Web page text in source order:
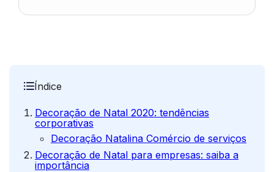
Índice
Decoração de Natal 2020: tendências
corporativas
Decoração Natalina Comércio de serviços
Decoração de Natal para empresas: saiba a
importância